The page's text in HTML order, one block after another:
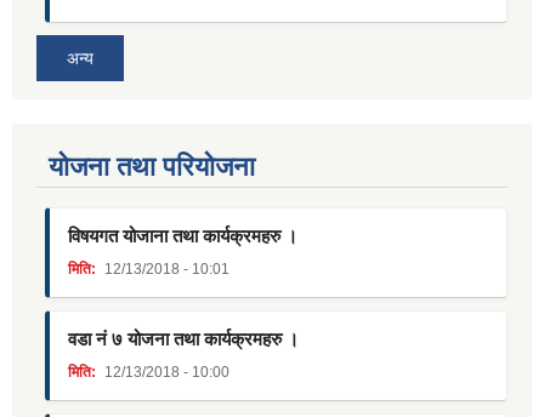
अन्य
याेजना तथा परियाेजना
विषयगत योजाना तथा कार्यक्रमहरु ।
मिति: 12/13/2018 - 10:01
वडा नं ७ योजना तथा कार्यक्रमहरु ।
मिति: 12/13/2018 - 10:00